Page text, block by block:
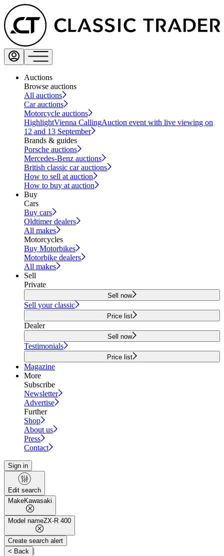
Auctions
Browse auctions
All auctions
Car auctions
Motorcycle auctions
HighlightVienna CallingAuction event with live viewing on
12 and 13 September
Brands & guides
Porsche auctions
Mercedes-Benz auctions
British classic car auctions
How to sell at auction
How to buy at auction
Buy
Cars
Buy cars
Oldtimer dealers
All makes
Motorcycles
Buy Motorbikes
Motorbike dealers
All makes
Sell
Private
Sell now
Sell your classic
Price list
Dealer
Sell now
Testimonials
Price list
Magazine
More
Subscribe
Newsletter
Advertise
Further
Shop
About us
Press
Contact
Sign in
Edit search
MakeKawasaki
Model nameZX-R 400
Create search alert
< Back |